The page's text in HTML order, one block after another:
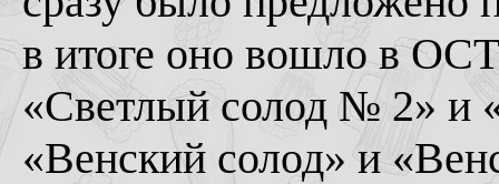
в итоге оно вошло в
«Светлый солод № 2» и
«Венский солод» и